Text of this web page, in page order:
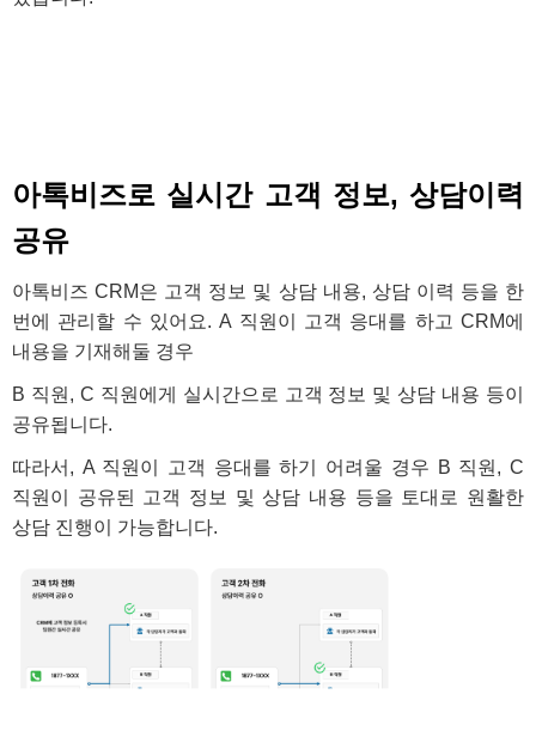
아톡비즈로 실시간 고객 정보, 상담이력
공유
아톡비즈 CRM은 고객 정보 및 상담 내용, 상담 이력 등을 한
번에 관리할 수 있어요. A 직원이 고객 응대를 하고 CRM에
내용을 기재해둘 경우
B 직원, C 직원에게 실시간으로 고객 정보 및 상담 내용 등이
공유됩니다.
따라서, A 직원이 고객 응대를 하기 어려울 경우 B 직원, C
직원이 공유된 고객 정보 및 상담 내용 등을 토대로 원활한
상담 진행이 가능합니다.